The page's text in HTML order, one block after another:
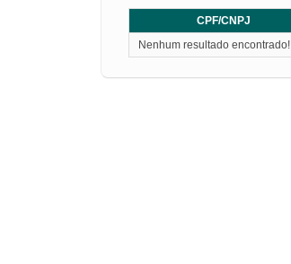
CPF/CNPJ
Nenhum resultado encontrado!